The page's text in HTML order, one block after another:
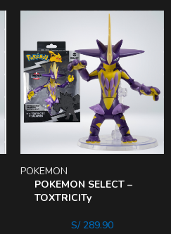
POKEMON SELECT –
TOXTRICITy
POKEMON
S/289.90